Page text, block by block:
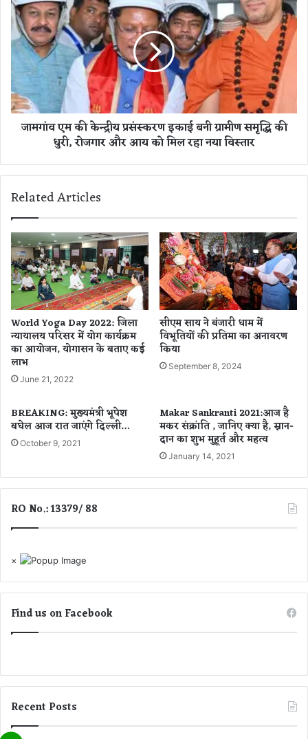
ट
ठ
क
मा
प्त
:
बि
ट
न
अ
ह
म
द्दों
प
र
ल
मु
र
,
आ
जा
य
हां
म
गां
व
ए
के
न्द्री
ण
ई
ब
नी
ग्रा
स
मृ
द्धि
की
,
रो
ज
औ
र
य
मि
न
या
र
जामगांव एम की केन्द्रीय प्रसंस्करण इकाई बनी ग्रामीण समृद्धि की
धुरी, रोजगार और आय को मिल रहा नया विस्तार
Related Articles
World Yoga Day 2022: जिला
न्यायालय परिसर में योग कार्यक्रम
का आयोजन, योगासन के बताए कई
लाभ
June 21, 2022
सीएम साय ने बंजारी धाम में
विभूतियों की प्रतिमा का अनावरण
किया
September 8, 2024
BREAKING: मुख्यमंत्री भूपेश
बघेल आज रात जाएंगे दिल्ली…
October 9, 2021
Makar Sankranti 2021:आज है
मकर संक्रांति , जानिए क्या है, स्नान-
दान का शुभ मुहूर्त और महत्व
January 14, 2021
RO No.: 13379/ 88
×
Find us on Facebook
Recent Posts